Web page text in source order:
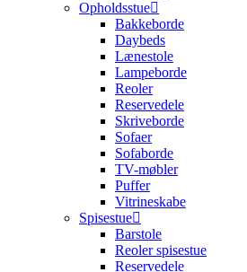
Opholdsstue
Bakkeborde
Daybeds
Lænestole
Lampeborde
Reoler
Reservedele
Skriveborde
Sofaer
Sofaborde
TV-møbler
Puffer
Vitrineskabe
Spisestue
Barstole
Reoler spisestue
Reservedele